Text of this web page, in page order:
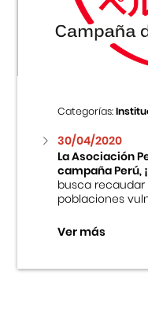
Centro Cultural
Museo de la
Fondo Editorial
Teatro
Categorías:
30/04/2020
La Asociación
campaña Perú,
busca
poblaciones
Ver más